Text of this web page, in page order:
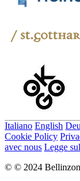
Italiano English
Cookie Policy
avec nous Legge
© © 2024